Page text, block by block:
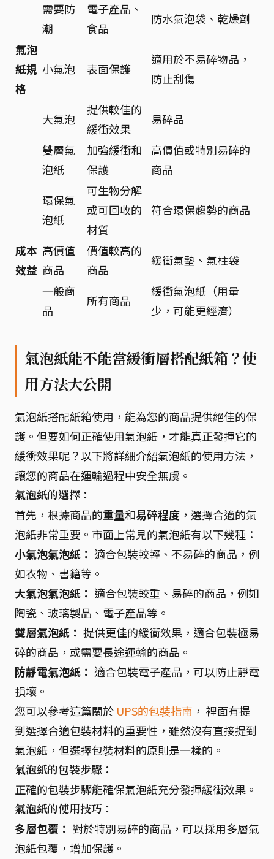
需要防
潮
電子產品、
食品
防水氣泡袋、乾燥劑
氣泡
紙規
格
小氣泡 表面保護
適用於不易碎物品，
防止刮傷
大氣泡
提供較佳的
緩衝效果
易碎品
雙層氣
泡紙
加強緩衝和
保護
高價值或特別易碎的
商品
環保氣
泡紙
可生物分解
或可回收的
材質
符合環保趨勢的商品
成本
效益
高價值
商品
價值較高的
商品
緩衝氣墊、氣柱袋
一般商
品
所有商品
緩衝氣泡紙（用量
少，可能更經濟）
氣泡紙能不能當緩衝層搭配紙箱？使
用方法大公開
氣泡紙搭配紙箱使用，能為您的商品提供絕佳的保
護。但要如何正確使用氣泡紙，才能真正發揮它的
緩衝效果呢？以下將詳細介紹氣泡紙的使用方法，
讓您的商品在運輸過程中安全無虞。
氣泡紙的選擇：
首先，根據商品的重量和易碎程度 ，選擇合適的氣
泡紙非常重要。市面上常見的氣泡紙有以下幾種：
小氣泡氣泡紙： 適合包裝較輕、不易碎的商品，例
如衣物、書籍等。
大氣泡氣泡紙： 適合包裝較重、易碎的商品，例如
陶瓷、玻璃製品、電子產品等。
雙層氣泡紙： 提供更佳的緩衝效果，適合包裝極易
碎的商品，或需要長途運輸的商品。
防靜電氣泡紙： 適合包裝電子產品，可以防止靜電
損壞。
您可以參考這篇關於 UPS的包裝指南 ， 裡面有提
到選擇合適包裝材料的重要性，雖然沒有直接提到
氣泡紙，但選擇包裝材料的原則是一樣的。
氣泡紙的包裝步驟：
正確的包裝步驟能確保氣泡紙充分發揮緩衝效果。
氣泡紙的使用技巧：
多層包覆： 對於特別易碎的商品，可以採用多層氣
泡紙包覆，增加保護。